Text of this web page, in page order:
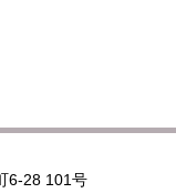
6-28 101号